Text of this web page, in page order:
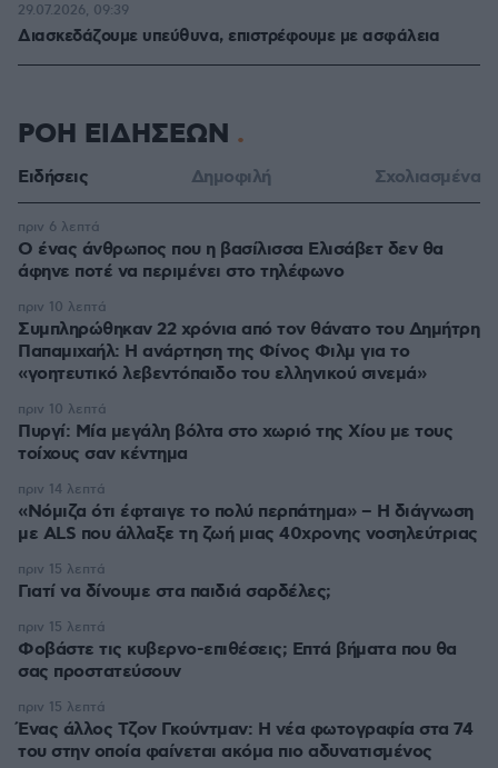
Διασκεδάζουμε υπεύθυνα, επιστρέφουμε με ασφάλεια
29.07.2026, 09:39
ΡΟΗ ΕΙΔΗΣΕΩΝ
Ειδήσεις Δημοφιλή Σχολιασμένα
Ο ένας άνθρωπος που η βασίλισσα Ελισάβετ δεν θα
άφηνε ποτέ να περιμένει στο τηλέφωνο
πριν 6 λεπτά
Συμπληρώθηκαν 22 χρόνια από τον θάνατο του Δημήτρη
Παπαμιχαήλ: Η ανάρτηση της Φίνος Φιλμ για το
«γοητευτικό λεβεντόπαιδο του ελληνικού σινεμά»
πριν 10 λεπτά
Πυργί: Mία μεγάλη βόλτα στο χωριό της Χίου με τους
τοίχους σαν κέντημα
πριν 10 λεπτά
«Νόμιζα ότι έφταιγε το πολύ περπάτημα» – Η διάγνωση
με ALS που άλλαξε τη ζωή μιας 40χρονης νοσηλεύτριας
πριν 14 λεπτά
Γιατί να δίνουμε στα παιδιά σαρδέλες;
πριν 15 λεπτά
Φοβάστε τις κυβερνο-επιθέσεις; Επτά βήματα που θα
σας προστατεύσουν
πριν 15 λεπτά
Ένας άλλος Τζον Γκούντμαν: H νέα φωτογραφία στα 74
του στην οποία φαίνεται ακόμα πιο αδυνατισμένος
πριν 15 λεπτά